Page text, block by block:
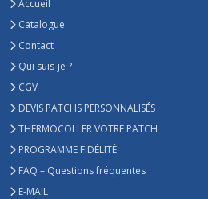
Accueil
Catalogue
Contact
Qui suis-je ?
CGV
DEVIS PATCHS PERSONNALISÉS
THERMOCOLLER VOTRE PATCH
PROGRAMME FIDÉLITÉ
FAQ – Questions fréquentes
E-MAIL